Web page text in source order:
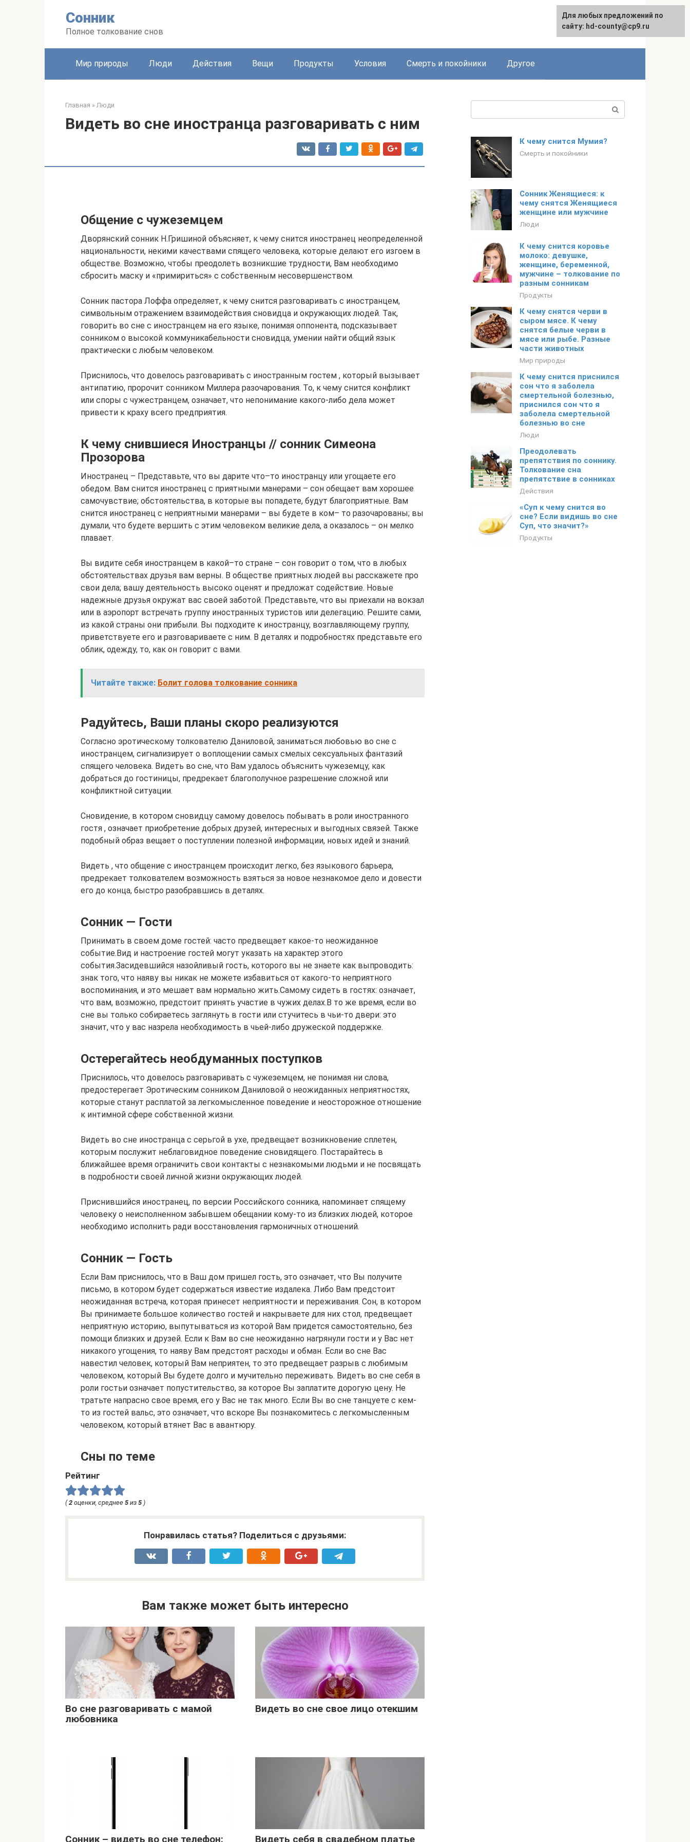
Сонник
Полное толкование снов
Мир природы Люди Действия Вещи Продукты Условия Смерть и покойники Другое
Главная » Люди
Видеть во сне иностранца разговаривать с ним
Общение с чужеземцем
Дворянский сонник Н.Гришиной объясняет, к чему снится иностранец неопределенной
национальности, некими качествами спящего человека, которые делают его изгоем в
обществе. Возможно, чтобы преодолеть возникшие трудности, Вам необходимо
сбросить маску и «примириться» с собственным несовершенством.
Сонник пастора Лоффа определяет, к чему снится разговаривать с иностранцем,
символьным отражением взаимодействия сновидца и окружающих людей. Так,
говорить во сне с иностранцем на его языке, понимая оппонента, подсказывает
сонником о высокой коммуникабельности сновидца, умении найти общий язык
практически с любым человеком.
Приснилось, что довелось разговаривать с иностранным гостем , который вызывает
антипатию, пророчит сонником Миллера разочарования. То, к чему снится конфликт
или споры с чужестранцем, означает, что непонимание какого-либо дела может
привести к краху всего предприятия.
К чему снившиеся Иностранцы // сонник Симеона
Прозорова
Иностранец – Представьте, что вы дарите что–то иностранцу или угощаете его
обедом. Вам снится иностранец с приятными манерами – сон обещает вам хорошее
самочувствие; обстоятельства, в которые вы попадете, будут благоприятные. Вам
снится иностранец с неприятными манерами – вы будете в ком– то разочарованы; вы
думали, что будете вершить с этим человеком великие дела, а оказалось – он мелко
плавает.
Вы видите себя иностранцем в какой–то стране – сон говорит о том, что в любых
обстоятельствах друзья вам верны. В обществе приятных людей вы расскажете про
свои дела; вашу деятельность высоко оценят и предложат содействие. Новые
надежные друзья окружат вас своей заботой. Представьте, что вы приехали на вокзал
или в аэропорт встречать группу иностранных туристов или делегацию. Решите сами,
из какой страны они прибыли. Вы подходите к иностранцу, возглавляющему группу,
приветствуете его и разговариваете с ним. В деталях и подробностях представьте его
облик, одежду, то, как он говорит с вами.
Читайте также: Болит голова толкование сонника
Радуйтесь, Ваши планы скоро реализуются
Согласно эротическому толкователю Даниловой, заниматься любовью во сне с
иностранцем, сигнализирует о воплощении самых смелых сексуальных фантазий
спящего человека. Видеть во сне, что Вам удалось объяснить чужеземцу, как
добраться до гостиницы, предрекает благополучное разрешение сложной или
конфликтной ситуации.
Сновидение, в котором сновидцу самому довелось побывать в роли иностранного
гостя , означает приобретение добрых друзей, интересных и выгодных связей. Также
подобный образ вещает о поступлении полезной информации, новых идей и знаний.
Видеть , что общение с иностранцем происходит легко, без языкового барьера,
предрекает толкователем возможность взяться за новое незнакомое дело и довести
его до конца, быстро разобравшись в деталях.
Сонник — Гости
Принимать в своем доме гостей: часто предвещает какое-то неожиданное
событие.Вид и настроение гостей могут указать на характер этого
события.Засидевшийся назойливый гость, которого вы не знаете как выпроводить:
знак того, что наяву вы никак не можете избавиться от какого-то неприятного
воспоминания, и это мешает вам нормально жить.Самому сидеть в гостях: означает,
что вам, возможно, предстоит принять участие в чужих делах.В то же время, если во
сне вы только собираетесь заглянуть в гости или стучитесь в чьи-то двери: это
значит, что у вас назрела необходимость в чьей-либо дружеской поддержке.
Остерегайтесь необдуманных поступков
Приснилось, что довелось разговаривать с чужеземцем, не понимая ни слова,
предостерегает Эротическим сонником Даниловой о неожиданных неприятностях,
которые станут расплатой за легкомысленное поведение и неосторожное отношение
к интимной сфере собственной жизни.
Видеть во сне иностранца с серьгой в ухе, предвещает возникновение сплетен,
которым послужит неблаговидное поведение сновидящего. Постарайтесь в
ближайшее время ограничить свои контакты с незнакомыми людьми и не посвящать
в подробности своей личной жизни окружающих людей.
Приснившийся иностранец, по версии Российского сонника, напоминает спящему
человеку о неисполненном забывшем обещании кому-то из близких людей, которое
необходимо исполнить ради восстановления гармоничных отношений.
Сонник — Гость
Если Вам приснилось, что в Ваш дом пришел гость, это означает, что Вы получите
письмо, в котором будет содержаться известие издалека. Либо Вам предстоит
неожиданная встреча, которая принесет неприятности и переживания. Сон, в котором
Вы принимаете большое количество гостей и накрываете для них стол, предвещает
неприятную историю, выпутываться из которой Вам придется самостоятельно, без
помощи близких и друзей. Если к Вам во сне неожиданно нагрянули гости и у Вас нет
никакого угощения, то наяву Вам предстоят расходы и обман. Если во сне Вас
навестил человек, который Вам неприятен, то это предвещает разрыв с любимым
человеком, который Вы будете долго и мучительно переживать. Видеть во сне себя в
роли гостьи означает попустительство, за которое Вы заплатите дорогую цену. Не
тратьте напрасно свое время, его у Вас не так много. Если Вы во сне танцуете с кем-
то из гостей вальс, это означает, что вскоре Вы познакомитесь с легкомысленным
человеком, который втянет Вас в авантюру.
Сны по теме
Рейтинг
(2 оценки, среднее 5 из 5 )
Понравилась статья? Поделиться с друзьями:
Вам также может быть интересно
Во сне разговаривать с мамой
любовника
Видеть во сне свое лицо отекшим
Сонник – видеть во сне телефон: Видеть себя в свадебном платье
К чему снится Мумия?
Смерть и покойники
Сонник Женящиеся: к
чему снятся Женящиеся
женщине или мужчине
Люди
К чему снится коровье
молоко: девушке,
женщине, беременной,
мужчине – толкование по
разным сонникам
Продукты
К чему снятся черви в
сыром мясе. К чему
снятся белые черви в
мясе или рыбе. Разные
части животных
Мир природы
К чему снится приснился
сон что я заболела
смертельной болезнью,
приснился сон что я
заболела смертельной
болезнью во сне
Люди
Преодолевать
препятствия по соннику.
Толкование сна
препятствие в сонниках
Действия
«Суп к чему снится во
сне? Если видишь во сне
Суп, что значит?»
Продукты
Для любых предложений по
сайту: hd-county@cp9.ru